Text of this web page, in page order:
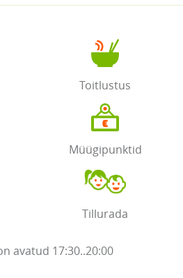
Toitlustus
Müügipunktid
Tillurada
avatud 17:30..20:00